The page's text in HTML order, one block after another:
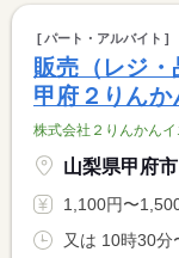
パート・アルバイト
販売（レジ・
甲府２りんか
株式会社２りんかんイ
山梨県甲府市
1,100円〜1,500円 ※フルタイ